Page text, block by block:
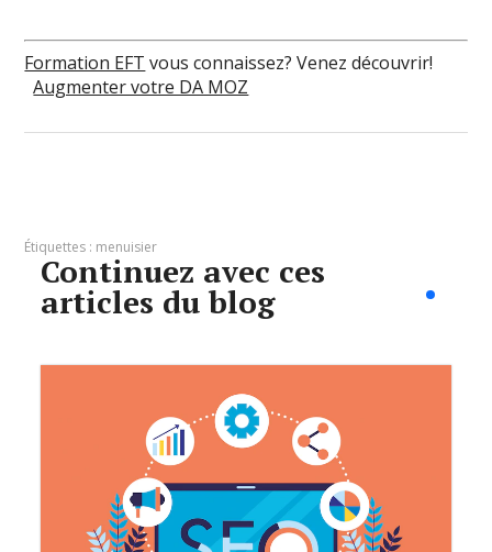
Formation EFT vous connaissez? Venez découvrir!
Augmenter votre DA MOZ
Étiquettes : menuisier
Continuez avec ces
articles du blog